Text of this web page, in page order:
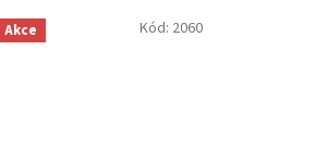
Akce Kód: 2060